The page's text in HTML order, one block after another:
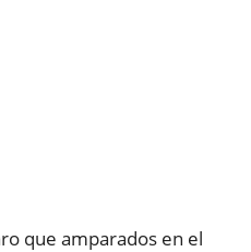
que amparados en el